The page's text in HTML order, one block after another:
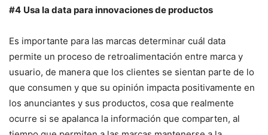
#4 Usa la data para innovaciones de productos
Es importante para las marcas determinar cuál data
permite un proceso de retroalimentación entre marca y
usuario, de manera que los clientes se sientan parte de lo
que consumen y que su opinión impacta positivamente en
los anunciantes y sus productos, cosa que realmente
ocurre si se apalanca la información que comparten, al